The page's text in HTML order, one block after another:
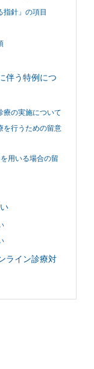
指針」の項目
伴う特例につ
療の実施について
を行うための留意
用いる場合の留
ライン診療対